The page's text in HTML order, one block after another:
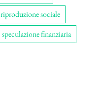
riproduzione sociale
speculazione finanziaria